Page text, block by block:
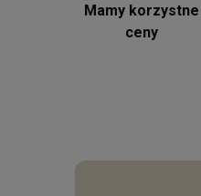
Mamy korzystne
ceny